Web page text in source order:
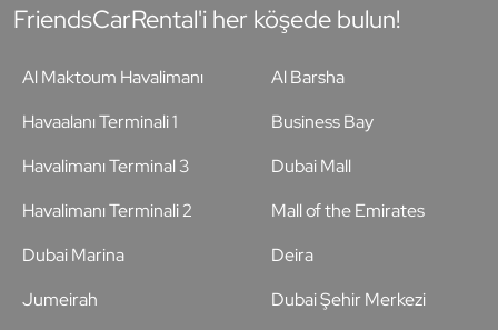
FriendsCarRental'i her köşede bulun!
Al Maktoum Havalimanı
Havaalanı Terminali 1
Havalimanı Terminal 3
Havalimanı Terminali 2
Al Barsha
Business Bay
Dubai Mall
Mall of the Emirates
Dubai Marina
Jumeirah
Deira
Dubai Şehir Merkezi